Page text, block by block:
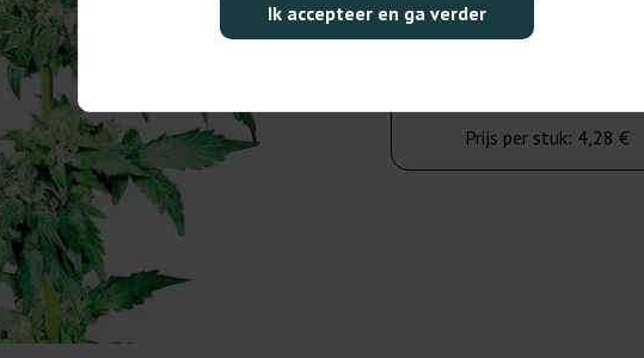
Ik accepteer en ga verder
Aantal verpakkingen:
Prijs per stuk: 4,28 €